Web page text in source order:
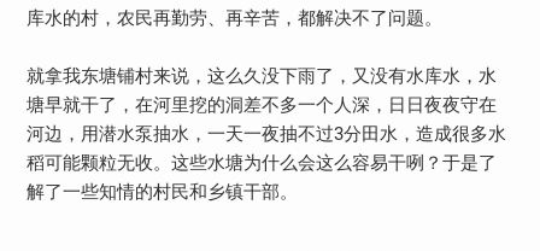
库水的村，农民再勤劳、再辛苦，都解决不了问题。
就拿我东塘铺村来说，这么久没下雨了，又没有水库水，水
塘早就干了，在河里挖的洞差不多一个人深，日日夜夜守在
河边，用潜水泵抽水，一天一夜抽不过3分田水，造成很多水
稻可能颗粒无收。这些水塘为什么会这么容易干咧？于是了
解了一些知情的村民和乡镇干部。